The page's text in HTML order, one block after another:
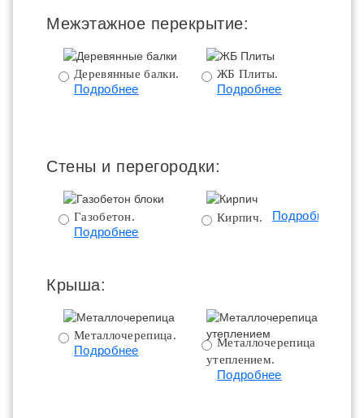
Межэтажное перекрытие:
Деревянные балки.
Подробнее
ЖБ Плиты.
Подробнее
Стены и перегородки:
Газобетон.
Подробнее
Кирпич. Подробнее
Крыша:
Металлочерепица.
Подробнее
Металлочерепица с
утеплением.
Подробнее